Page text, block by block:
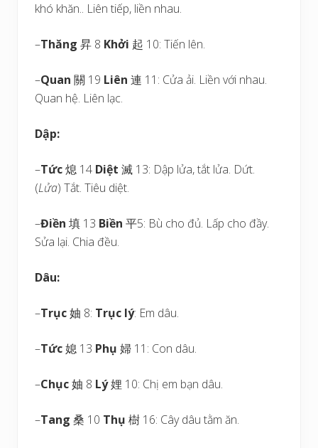
khó khăn.. Liên tiếp, liền nhau.
–Thăng 昇 8 Khởi 起 10: Tiến lên.
–Quan 關 19 Liên 連 11: Cửa ải. Liền với nhau.
Quan hệ. Liên lạc.
Dập:
–Tức熄 14 Diệt 滅 13: Dập lửa, tắt lửa. Dứt.
(Lửa) Tắt. Tiêu diệt.
–Điền 填 13 Biền 平5: Bù cho đủ. Lấp cho đầy.
Sửa lại. Chia đều.
Dâu:
–Trục妯 8: Trục lý: Em dâu.
–Tức媳 13 Phụ 婦 11: Con dâu.
–Chục妯 8 Lý娌 10: Chị em bạn dâu.
–Tang 桑 10 Thụ 樹 16: Cây dâu tằm ăn.